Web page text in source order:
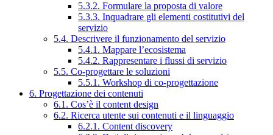
5.3.2. Formulare la proposta di valore
5.3.3. Inquadrare gli elementi costitutivi del
servizio
5.4. Descrivere il funzionamento del servizio
5.4.1. Mappare l’ecosistema
5.4.2. Rappresentare i flussi di servizio
5.5. Co-progettare le soluzioni
5.5.1. Workshop di co-progettazione
6. Progettazione dei contenuti
6.1. Cos’è il content design
6.2. Ricerca utente sui contenuti e il linguaggio
6.2.1. Content discovery